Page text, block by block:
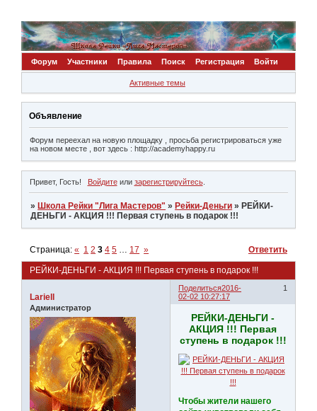
Форум Участники Правила Поиск Регистрация Войти
Активные темы
Объявление
Форум переехал на новую площадку , просьба регистрироваться уже
на новом месте , вот здесь : http://academyhappy.ru
Привет, Гость! Войдитеили зарегистрируйтесь.
» Школа Рейки "Лига Мастеров" » Рейки-Деньги » РЕЙКИ-
ДЕНЬГИ - АКЦИЯ !!! Первая ступень в подарок !!!
РЕЙКИ-ДЕНЬГИ - АКЦИЯ !!! Первая ступень в подарок !!!
Страница:« 1 2 3 4 5 … 17 » Ответить
Поделиться 1
2016-
02-02 10:27:17
Lariell
Администратор
РЕЙКИ-ДЕНЬГИ -
АКЦИЯ !!! Первая
ступень в подарок !!!
Чтобы жители нашего